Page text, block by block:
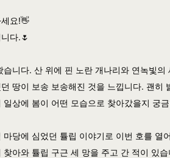
요!👋
다.🌷
습니다. 산 위에 핀 노란 개나리와 연녹빛
땅이 보송 보송해진 것을 느낍니다. 괜히
일상에 봄이 어떤 모습으로 찾아갔을지 궁
마당에 심었던 튤립 이야기로 이번 호를 열
찾아와 튤립 구근 세 망을 주고 간 적이 있